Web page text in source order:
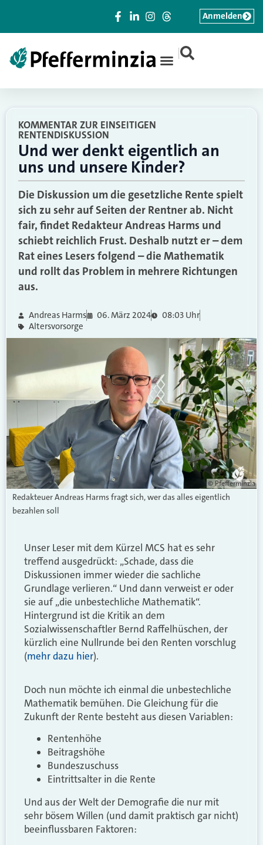
|
Anmelden
KOMMENTAR ZUR EINSEITIGEN
RENTENDISKUSSION
Und wer denkt eigentlich an
uns und unsere Kinder?
Die Diskussion um die gesetzliche Rente spielt
sich zu sehr auf Seiten der Rentner ab. Nicht
fair, findet Redakteur Andreas Harms und
schiebt reichlich Frust. Deshalb nutzt er – dem
Rat eines Lesers folgend – die Mathematik
und rollt das Problem in mehrere Richtungen
aus.
Andreas Harms 06. März 2024
08:03 Uhr
Altersvorsorge
© Pfefferminzia
Redakteuer Andreas Harms fragt sich, wer das alles eigentlich
bezahlen soll
Unser Leser mit dem Kürzel MCS hat es sehr
treffend ausgedrückt: „Schade, dass die
Diskussionen immer wieder die sachliche
Grundlage verlieren.“ Und dann verweist er oder
sie auf „die unbestechliche Mathematik“.
Hintergrund ist die Kritik an dem
Sozialwissenschaftler Bernd Raffelhüschen, der
kürzlich eine Nullrunde bei den Renten vorschlug
(mehr dazu hier).
Doch nun möchte ich einmal die unbestechliche
Mathematik bemühen. Die Gleichung für die
Zukunft der Rente besteht aus diesen Variablen:
Rentenhöhe
Beitragshöhe
Bundeszuschuss
Eintrittsalter in die Rente
Und aus der Welt der Demografie die nur mit
sehr bösem Willen (und damit praktisch gar nicht)
beeinflussbaren Faktoren: